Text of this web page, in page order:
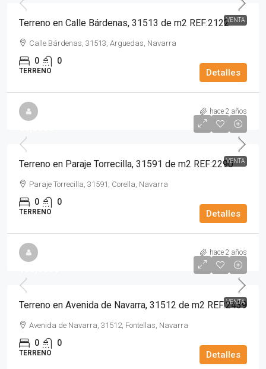
VENTA
Terreno en Calle Bárdenas, 31513 de m2 REF:2122
Calle Bárdenas, 31513, Arguedas, Navarra
0 0
TERRENO Detalles
hace 2 años
VENTA
Terreno en Paraje Torrecilla, 31591 de m2 REF:2290
Paraje Torrecilla, 31591, Corella, Navarra
0 0
TERRENO Detalles
hace 2 años
VENTA
Terreno en Avenida de Navarra, 31512 de m2 REF:2439
Avenida de Navarra, 31512, Fontellas, Navarra
0 0
TERRENO Detalles